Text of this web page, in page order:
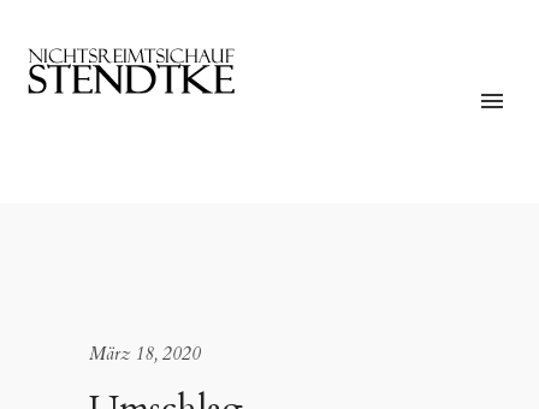
März 18, 2020